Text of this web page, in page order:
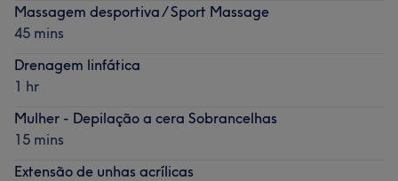
Massagem desportiva / Sport Massage
45 mins
Drenagem linfática
1 hr
Mulher - Depilação a cera Sobrancelhas
15 mins
Extensão de unhas acrílicas